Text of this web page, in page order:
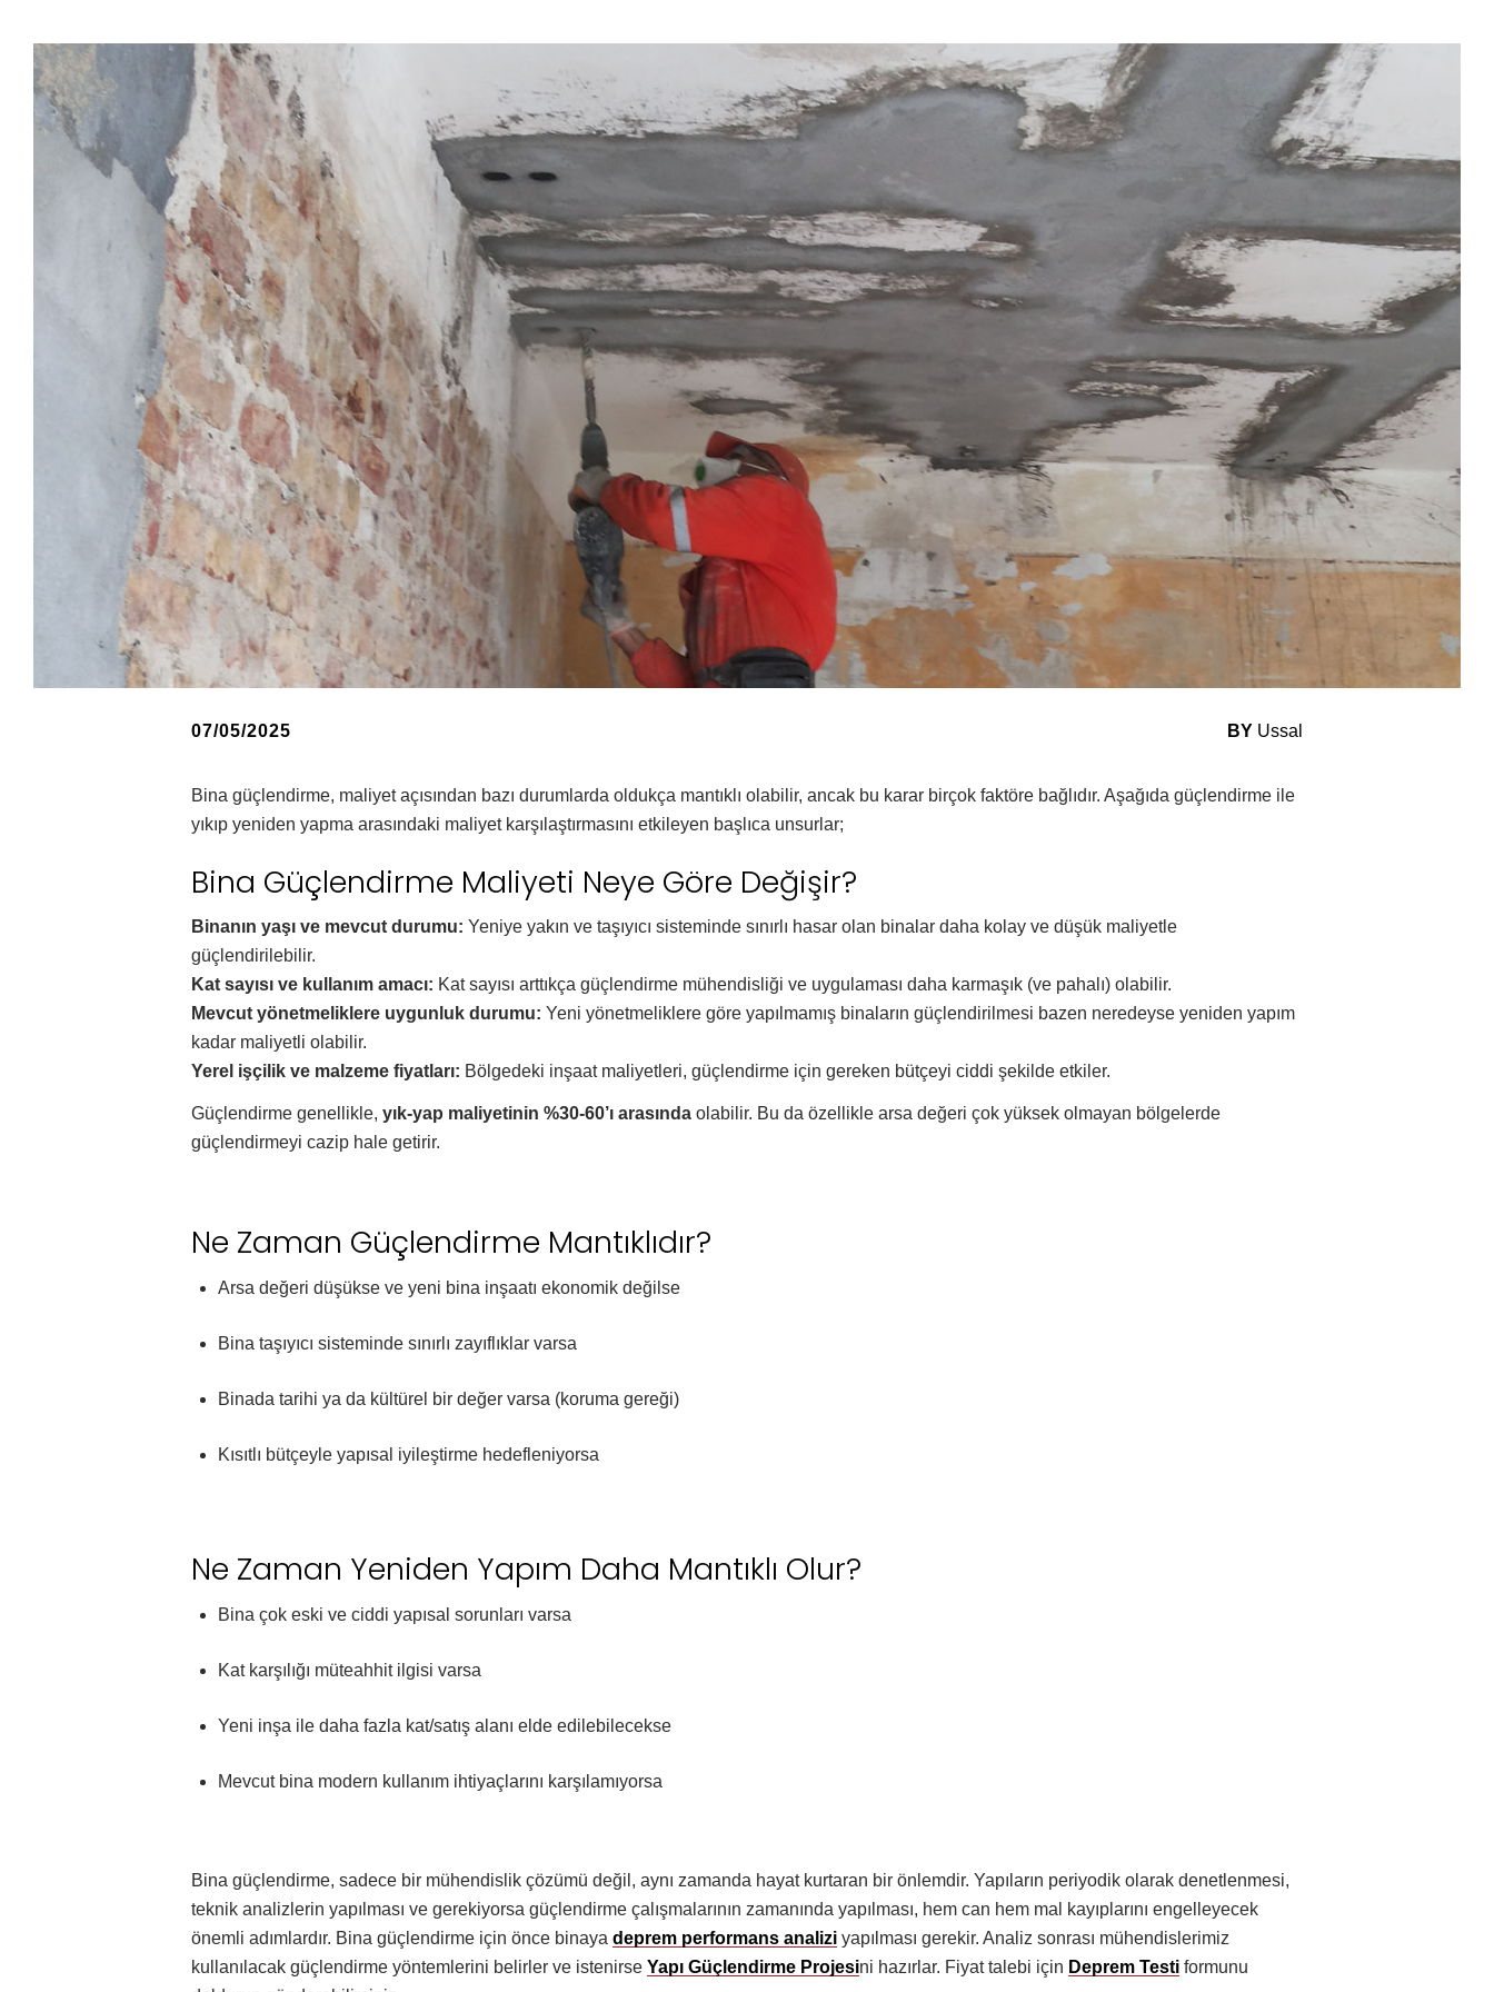
07/05/2025 BY Ussal
Bina güçlendirme, maliyet açısından bazı durumlarda oldukça mantıklı olabilir, ancak bu karar birçok faktöre bağlıdır. Aşağıda güçlendirme ile
yıkıp yeniden yapma arasındaki maliyet karşılaştırmasını etkileyen başlıca unsurlar;
Bina Güçlendirme Maliyeti Neye Göre Değişir?
Binanın yaşı ve mevcut durumu: Yeniye yakın ve taşıyıcı sisteminde sınırlı hasar olan binalar daha kolay ve düşük maliyetle
güçlendirilebilir.
Kat sayısı ve kullanım amacı: Kat sayısı arttıkça güçlendirme mühendisliği ve uygulaması daha karmaşık (ve pahalı) olabilir.
Mevcut yönetmeliklere uygunluk durumu: Yeni yönetmeliklere göre yapılmamış binaların güçlendirilmesi bazen neredeyse yeniden yapım
kadar maliyetli olabilir.
Yerel işçilik ve malzeme fiyatları: Bölgedeki inşaat maliyetleri, güçlendirme için gereken bütçeyi ciddi şekilde etkiler.
Güçlendirme genellikle, yık-yap maliyetinin %30-60’ı arasında olabilir. Bu da özellikle arsa değeri çok yüksek olmayan bölgelerde
güçlendirmeyi cazip hale getirir.
Ne Zaman Güçlendirme Mantıklıdır?
Arsa değeri düşükse ve yeni bina inşaatı ekonomik değilse
Bina taşıyıcı sisteminde sınırlı zayıflıklar varsa
Binada tarihi ya da kültürel bir değer varsa (koruma gereği)
Kısıtlı bütçeyle yapısal iyileştirme hedefleniyorsa
Ne Zaman Yeniden Yapım Daha Mantıklı Olur?
Bina çok eski ve ciddi yapısal sorunları varsa
Kat karşılığı müteahhit ilgisi varsa
Yeni inşa ile daha fazla kat/satış alanı elde edilebilecekse
Mevcut bina modern kullanım ihtiyaçlarını karşılamıyorsa
Bina güçlendirme, sadece bir mühendislik çözümü değil, aynı zamanda hayat kurtaran bir önlemdir. Yapıların periyodik olarak denetlenmesi,
teknik analizlerin yapılması ve gerekiyorsa güçlendirme çalışmalarının zamanında yapılması, hem can hem mal kayıplarını engelleyecek
önemli adımlardır. Bina güçlendirme için önce binaya deprem performans analizi yapılması gerekir. Analiz sonrası mühendislerimiz
kullanılacak güçlendirme yöntemlerini belirler ve istenirse Yapı Güçlendirme Projesini hazırlar. Fiyat talebi için Deprem Testi formunu